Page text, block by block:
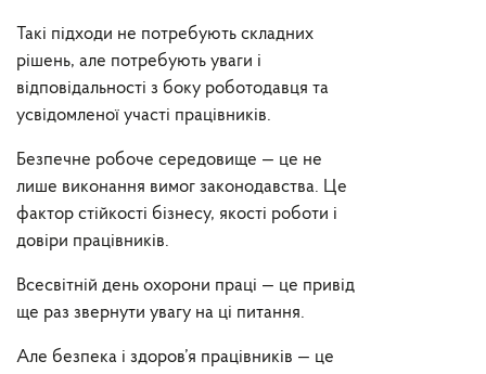
Такі підходи не потребують складних
рішень, але потребують уваги і
відповідальності з боку роботодавця та
усвідомленої участі працівників.
Безпечне робоче середовище — це не
лише виконання вимог законодавства. Це
фактор стійкості бізнесу, якості роботи і
довіри працівників.
Всесвітній день охорони праці — це привід
ще раз звернути увагу на ці питання.
Але безпека і здоров’я працівників — це